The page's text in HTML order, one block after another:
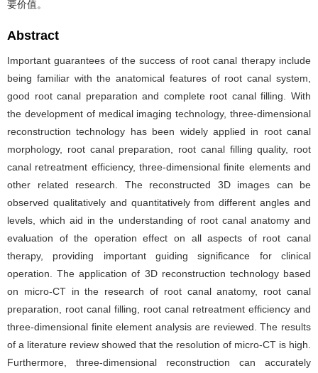
要价值。
Abstract
Important guarantees of the success of root canal therapy include
being familiar with the anatomical features of root canal system,
good root canal preparation and complete root canal filling. With
the development of medical imaging technology, three-dimensional
reconstruction technology has been widely applied in root canal
morphology, root canal preparation, root canal filling quality, root
canal retreatment efficiency, three-dimensional finite elements and
other related research. The reconstructed 3D images can be
observed qualitatively and quantitatively from different angles and
levels, which aid in the understanding of root canal anatomy and
evaluation of the operation effect on all aspects of root canal
therapy, providing important guiding significance for clinical
operation. The application of 3D reconstruction technology based
on micro-CT in the research of root canal anatomy, root canal
preparation, root canal filling, root canal retreatment efficiency and
three-dimensional finite element analysis are reviewed. The results
of a literature review showed that the resolution of micro-CT is high.
Furthermore, three-dimensional reconstruction can accurately